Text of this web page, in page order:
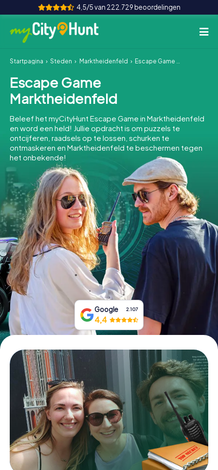
4,5/5 van 222.729 beoordelingen
Hoe het werkt
Steden
Teamevenement
Tickets
INT AT CH
DE
ES
FR UK
IE
IT
NL
Boek tickets
Koop cadeaubonnen
Startpagina Steden Marktheidenfeld Escape Game Marktheidenfeld
Escape Game
Marktheidenfeld
Beleef het myCityHunt Escape Game in Marktheidenfeld
en word een held! Jullie opdracht is om puzzels te
ontcijferen, raadsels op te lossen, schurken te
ontmaskeren en Marktheidenfeld te beschermen tegen
het onbekende!
Google 2.107
4,4